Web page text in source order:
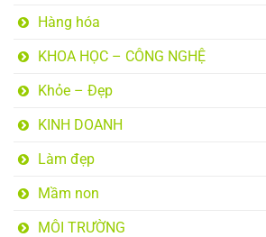
Hàng hóa
KHOA HỌC – CÔNG NGHỆ
Khỏe – Đẹp
KINH DOANH
Làm đẹp
Mầm non
MÔI TRƯỜNG